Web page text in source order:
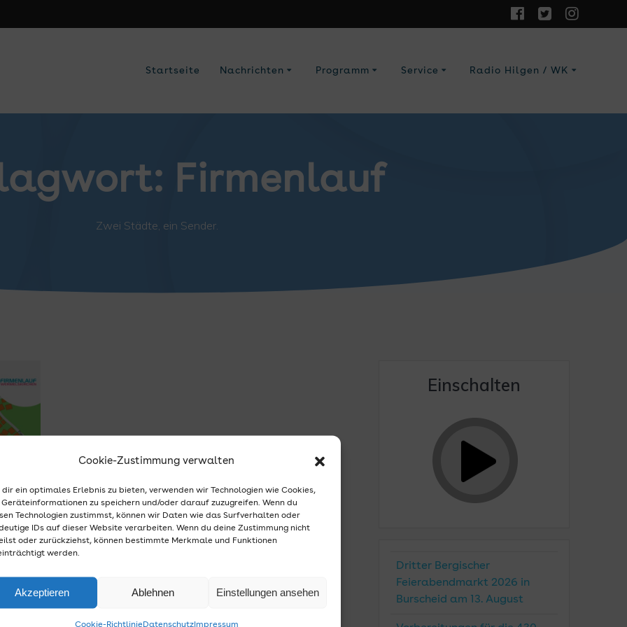
Cookie-Zustimmung verwalten
dir ein optimales Erlebnis zu bieten, verwenden wir Technologien wie Cookies,
Geräteinformationen zu speichern und/oder darauf zuzugreifen. Wenn du
Technologien zustimmst, können wir Daten wie das Surfverhalten oder
IDs auf dieser Website verarbeiten. Wenn du deine Zustimmung nicht
oder zurückziehst, können bestimmte Merkmale und Funktionen
werden.
Akzeptieren Ablehnen Einstellungen ansehen
Cookie-RichtlinieDatenschutzImpressum
Startseite Nachrichten Programm Service Radio Hilgen / WK
Firmenlauf
Zwei Städte, ein Sender.
Einschalten
Dritter Bergischer
Feierabendmarkt 2026 in
Burscheid am 13. August